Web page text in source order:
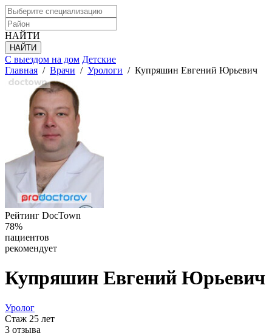
НАЙТИ
С выездом на дом Детские
Главная / Врачи / Урологи / Купряшин Евгений Юрьевич
Рейтинг DocTown
78%
пациентов
рекомендует
Купряшин Евгений Юрьевич
Уролог
Стаж 25 лет
3 отзыва